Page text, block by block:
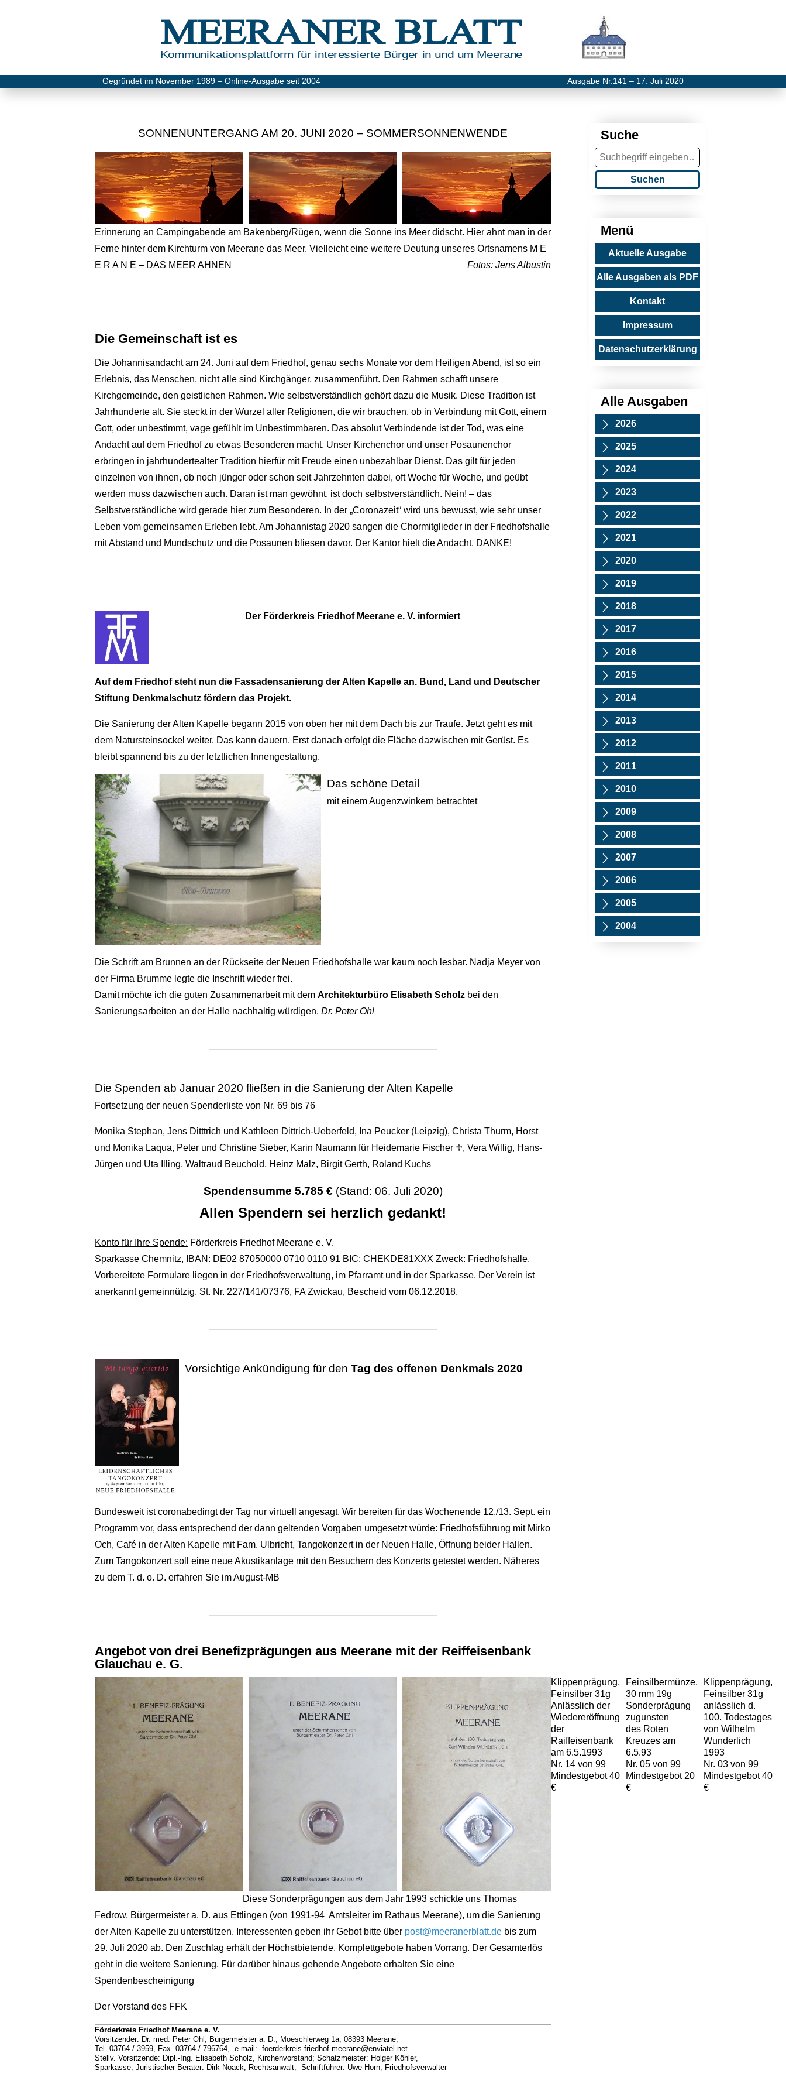
MEERANER BLATT
Kommunikationsplattform für interessierte Bürger in und um Meerane
Ausgabe Nr.141 – 17. Juli 2020
Gegründet im November 1989 – Online-Ausgabe seit 2004
Suche
Suchen
Menü
Aktuelle Ausgabe
Alle Ausgaben als PDF
Kontakt
Impressum
Datenschutzerklärung
Alle Ausgaben
2026
2025
2024
2023
2022
2021
2020
2019
2018
2017
2016
2015
2014
2013
2012
2011
2010
2009
2008
2007
2006
2005
2004
SONNENUNTERGANG AM 20. JUNI 2020 – SOMMERSONNENWENDE
Erinnerung an Campingabende am Bakenberg/Rügen, wenn die Sonne ins Meer didscht. Hier ahnt man in der
Ferne hinter dem Kirchturm von Meerane das Meer. Vielleicht eine weitere Deutung unseres Ortsnamens M E
E R A N E – DAS MEER AHNEN
Fotos: Jens Albustin
Die Gemeinschaft ist es
Die Johannisandacht am 24. Juni auf dem Friedhof, genau sechs Monate vor dem Heiligen Abend, ist so ein
Erlebnis, das Menschen, nicht alle sind Kirchgänger, zusammenführt. Den Rahmen schafft unsere
Kirchgemeinde, den geistlichen Rahmen. Wie selbstverständlich gehört dazu die Musik. Diese Tradition ist
Jahrhunderte alt. Sie steckt in der Wurzel aller Religionen, die wir brauchen, ob in Verbindung mit Gott, einem
Gott, oder unbestimmt, vage gefühlt im Unbestimmbaren. Das absolut Verbindende ist der Tod, was eine
Andacht auf dem Friedhof zu etwas Besonderen macht. Unser Kirchenchor und unser Posaunenchor
erbringen in jahrhundertealter Tradition hierfür mit Freude einen unbezahlbar Dienst. Das gilt für jeden
einzelnen von ihnen, ob noch jünger oder schon seit Jahrzehnten dabei, oft Woche für Woche, und geübt
werden muss dazwischen auch. Daran ist man gewöhnt, ist doch selbstverständlich. Nein! – das
Selbstverständliche wird gerade hier zum Besonderen. In der „Coronazeit“ wird uns bewusst, wie sehr unser
Leben vom gemeinsamen Erleben lebt. Am Johannistag 2020 sangen die Chormitglieder in der Friedhofshalle
mit Abstand und Mundschutz und die Posaunen bliesen davor. Der Kantor hielt die Andacht. DANKE!
Der Förderkreis Friedhof Meerane e. V. informiert
Auf dem Friedhof steht nun die Fassadensanierung der Alten Kapelle an. Bund, Land und Deutscher
Stiftung Denkmalschutz fördern das Projekt.
Die Sanierung der Alten Kapelle begann 2015 von oben her mit dem Dach bis zur Traufe. Jetzt geht es mit
dem Natursteinsockel weiter. Das kann dauern. Erst danach erfolgt die Fläche dazwischen mit Gerüst. Es
bleibt spannend bis zu der letztlichen Innengestaltung.
Das schöne Detail
mit einem Augenzwinkern betrachtet
Die Schrift am Brunnen an der Rückseite der Neuen Friedhofshalle war kaum noch lesbar. Nadja Meyer von
der Firma Brumme legte die Inschrift wieder frei.
Damit möchte ich die guten Zusammenarbeit mit dem Architekturbüro Elisabeth Scholz bei den
Sanierungsarbeiten an der Halle nachhaltig würdigen. Dr. Peter Ohl
Die Spenden ab Januar 2020 fließen in die Sanierung der Alten Kapelle
Fortsetzung der neuen Spenderliste von Nr. 69 bis 76
Monika Stephan, Jens Ditttrich und Kathleen Dittrich-Ueberfeld, Ina Peucker (Leipzig), Christa Thurm, Horst
und Monika Laqua, Peter und Christine Sieber, Karin Naumann für Heidemarie Fischer ♱, Vera Willig, Hans-
Jürgen und Uta Illing, Waltraud Beuchold, Heinz Malz, Birgit Gerth, Roland Kuchs
Spendensumme 5.785 € (Stand: 06. Juli 2020)
Allen Spendern sei herzlich gedankt!
Konto für Ihre Spende: Förderkreis Friedhof Meerane e. V.
Sparkasse Chemnitz, IBAN: DE02 87050000 0710 0110 91 BIC: CHEKDE81XXX Zweck: Friedhofshalle.
Vorbereitete Formulare liegen in der Friedhofsverwaltung, im Pfarramt und in der Sparkasse. Der Verein ist
anerkannt gemeinnützig. St. Nr. 227/141/07376, FA Zwickau, Bescheid vom 06.12.2018.
Vorsichtige Ankündigung für den Tag des offenen Denkmals 2020
Bundesweit ist coronabedingt der Tag nur virtuell angesagt. Wir bereiten für das Wochenende 12./13. Sept. ein
Programm vor, dass entsprechend der dann geltenden Vorgaben umgesetzt würde: Friedhofsführung mit Mirko
Och, Café in der Alten Kapelle mit Fam. Ulbricht, Tangokonzert in der Neuen Halle, Öffnung beider Hallen.
Zum Tangokonzert soll eine neue Akustikanlage mit den Besuchern des Konzerts getestet werden. Näheres
zu dem T. d. o. D. erfahren Sie im August-MB
Angebot von drei Benefizprägungen aus Meerane mit der Reiffeisenbank
Glauchau e. G.
Klippenprägung,
Feinsilber 31g
Anlässlich der
Wiedereröffnung
der
Raiffeisenbank
am 6.5.1993
Nr. 14 von 99
Mindestgebot 40
€
Feinsilbermünze,
30 mm 19g
Sonderprägung
zugunsten
des Roten
Kreuzes am
6.5.93
Nr. 05 von 99
Mindestgebot 20
€
Klippenprägung,
Feinsilber 31g
anlässlich d.
100. Todestages
von Wilhelm
Wunderlich
1993
Nr. 03 von 99
Mindestgebot 40
€
Diese Sonderprägungen aus dem Jahr 1993 schickte uns Thomas
Fedrow, Bürgermeister a. D. aus Ettlingen (von 1991-94 Amtsleiter im Rathaus Meerane), um die Sanierung
der Alten Kapelle zu unterstützen. Interessenten geben ihr Gebot bitte über post@meeranerblatt.de bis zum
29. Juli 2020 ab. Den Zuschlag erhält der Höchstbietende. Komplettgebote haben Vorrang. Der Gesamterlös
geht in die weitere Sanierung. Für darüber hinaus gehende Angebote erhalten Sie eine
Spendenbescheinigung
Der Vorstand des FFK
Förderkreis Friedhof Meerane e. V.
Vorsitzender: Dr. med. Peter Ohl, Bürgermeister a. D., Moeschlerweg 1a, 08393 Meerane,
Tel. 03764 / 3959, Fax 03764 / 796764, e-mail: foerderkreis-friedhof-meerane@enviatel.net
Stellv. Vorsitzende: Dipl.-Ing. Elisabeth Scholz, Kirchenvorstand; Schatzmeister: Holger Köhler,
Sparkasse; Juristischer Berater: Dirk Noack, Rechtsanwalt; Schriftführer: Uwe Horn, Friedhofsverwalter